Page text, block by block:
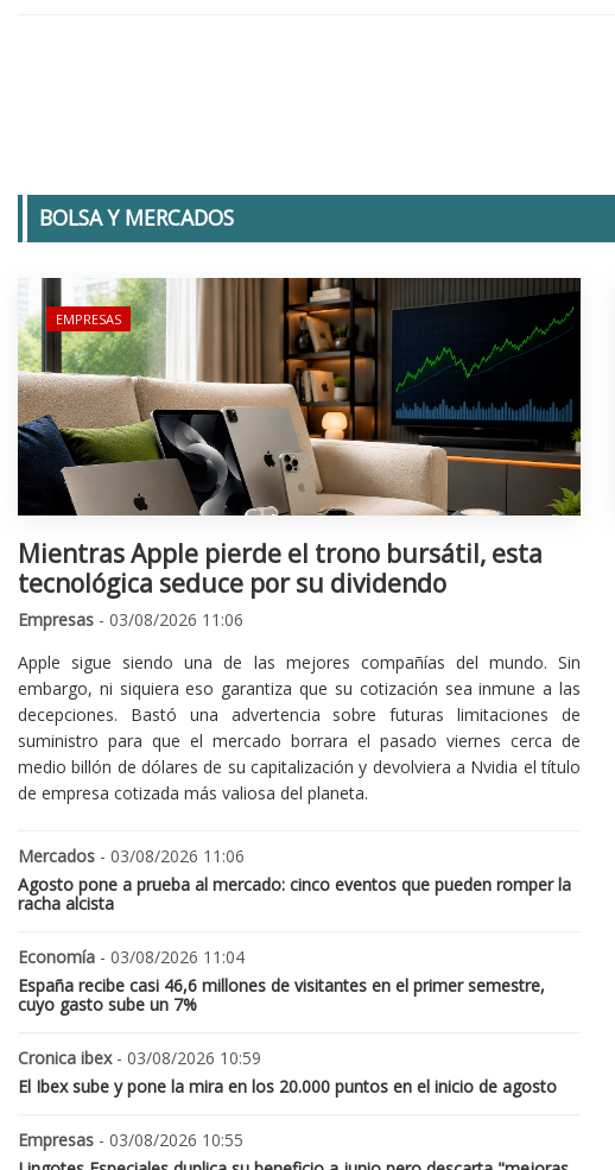
BOLSA Y MERCADOS
EMPRESAS
Mientras Apple pierde el trono bursátil, esta
tecnológica seduce por su dividendo
Empresas - 03/08/2026 11:06
Apple sigue siendo una de las mejores compañías del mundo. Sin
embargo, ni siquiera eso garantiza que su cotización sea inmune a las
decepciones. Bastó una advertencia sobre futuras limitaciones de
suministro para que el mercado borrara el pasado viernes cerca de
medio billón de dólares de su capitalización y devolviera a Nvidia el título
de empresa cotizada más valiosa del planeta.
Mercados - 03/08/2026 11:06
Agosto pone a prueba al mercado: cinco eventos que pueden romper la
racha alcista
Economía - 03/08/2026 11:04
España recibe casi 46,6 millones de visitantes en el primer semestre,
cuyo gasto sube un 7%
Cronica ibex- 03/08/2026 10:59
El Ibex sube y pone la mira en los 20.000 puntos en el inicio de agosto
Empresas - 03/08/2026 10:55